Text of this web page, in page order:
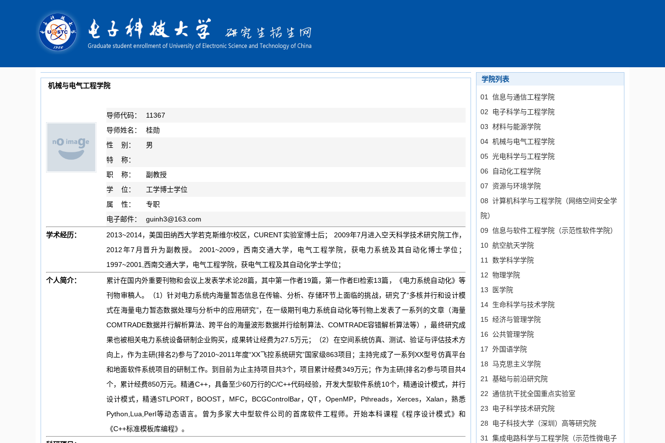
机械与电气工程学院
导师代码：
11367
导师姓名：
桂勋
性 别：
男
特 称：
职 称：
副教授
学 位：
工学博士学位
属 性：
专职
电子邮件：
guinh3@163.com
学术经历：
2013~2014，美国田纳西大学若克斯维尔校区，CURENT实验室博士后； 2009年7月进入空天科学技术研究院工作，
2012年7月晋升为副教授。 2001~2009，西南交通大学，电气工程学院，获电力系统及其自动化博士学位；
1997~2001,西南交通大学，电气工程学院，获电气工程及其自动化学士学位；
个人简介：
累计在国内外重要刊物和会议上发表学术论28篇，其中第一作者19篇，第一作者EI检索13篇，《电力系统自动化》等
刊物审稿人。（1）针对电力系统内海量暂态信息在传输、分析、存储环节上面临的挑战，研究了“多核并行和设计模
式在海量电力暂态数据处理与分析中的应用研究”，在一级期刊电力系统自动化等刊物上发表了一系列的文章（海量
COMTRADE数据并行解析算法、跨平台的海量波形数据并行绘制算法、COMTRADE容错解析算法等），最终研究成
果也被相关电力系统设备研制企业购买，成果转让经费为27.5万元；（2）在空间系统仿真、测试、验证与评估技术方
向上，作为主研(排名2)参与了2010~2011年度“XX飞控系统研究”国家级863项目；主持完成了一系列XX型号仿真平台
和地面软件系统项目的研制工作。到目前为止主持项目共3个，项目累计经费349万元；作为主研(排名2)参与项目共4
个，累计经费850万元。精通C++，具备至少60万行的C/C++代码经验，开发大型软件系统10个，精通设计模式，并行
设计模式，精通STLPORT，BOOST，MFC，BCGControlBar，QT，OpenMP，Pthreads，Xerces，Xalan，熟悉
Python,Lua,Perl等动态语言。曾为多家大中型软件公司的首席软件工程师。开始本科课程《程序设计模式》和
《C++标准模板库编程》。
学院列表
01 信息与通信工程学院
02 电子科学与工程学院
03 材料与能源学院
04 机械与电气工程学院
05 光电科学与工程学院
06 自动化工程学院
07 资源与环境学院
08 计算机科学与工程学院（网络空间安全学
院）
09 信息与软件工程学院（示范性软件学院）
10 航空航天学院
11 数学科学学院
12 物理学院
13 医学院
14 生命科学与技术学院
15 经济与管理学院
16 公共管理学院
17 外国语学院
18 马克思主义学院
21 基础与前沿研究院
22 通信抗干扰全国重点实验室
23 电子科学技术研究院
28 电子科技大学（深圳）高等研究院
31 集成电路科学与工程学院（示范性微电子